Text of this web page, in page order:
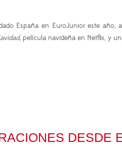
España en EuroJunior este
película navideña en Netflix, y
DESDE